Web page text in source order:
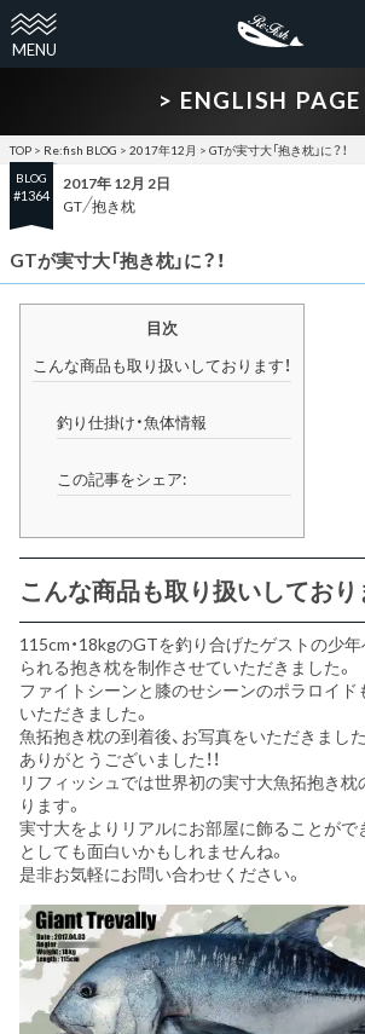
> ENGLISH PAGE
TOP > Re:fish BLOG > 2017年12月 > GTが実寸大「抱き枕」に？！
BLOG
#1364
2017年 12月 2日
GT 抱き枕
GTが実寸大「抱き枕」に？！
目次
こんな商品も取り扱いしております！
釣り仕掛け・魚体情報
この記事をシェア:
こんな商品も取り扱いしており
115cm・18kgのGTを釣り合げたゲストの少
られる抱き枕を制作させていただきました。
ファイトシーンと膝のせシーンのポラロイド
いただきました。
魚拓抱き枕の到着後、お写真をいただきました
ありがとうございました！！
リフィッシュでは世界初の実寸大魚拓抱き枕
ります。
実寸大をよりリアルにお部屋に飾ることがで
としても面白いかもしれませんね。
是非お気軽にお問い合わせください。